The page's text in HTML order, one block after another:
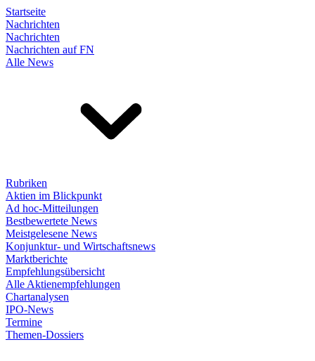
Startseite
Nachrichten
Nachrichten
Nachrichten auf FN
Alle News
Rubriken
Aktien im Blickpunkt
Ad hoc-Mitteilungen
Bestbewertete News
Meistgelesene News
Konjunktur- und Wirtschaftsnews
Marktberichte
Empfehlungsübersicht
Alle Aktienempfehlungen
Chartanalysen
IPO-News
Termine
Themen-Dossiers